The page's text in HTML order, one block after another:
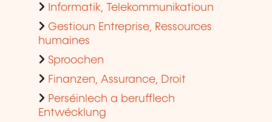
Qualitéit, Sécherheet
Méi iwwer eis
Rechtlech Hiweiser